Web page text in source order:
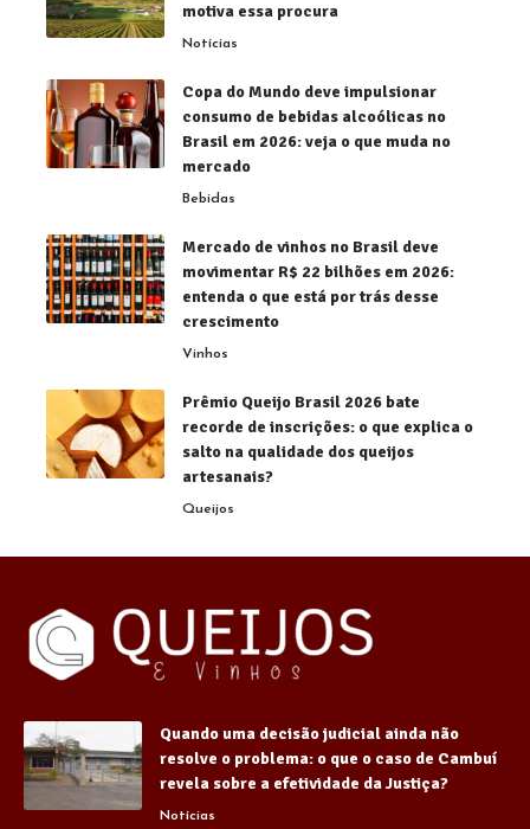
motiva essa procura
Notícias
Copa do Mundo deve impulsionar
consumo de bebidas alcoólicas no
Brasil em 2026: veja o que muda no
mercado
Bebidas
Mercado de vinhos no Brasil deve
movimentar R$ 22 bilhões em 2026:
entenda o que está por trás desse
crescimento
Vinhos
Prêmio Queijo Brasil 2026 bate
recorde de inscrições: o que explica o
salto na qualidade dos queijos
artesanais?
Queijos
Quando uma decisão judicial ainda não
resolve o problema: o que o caso de Cambuí
revela sobre a efetividade da Justiça?
Notícias